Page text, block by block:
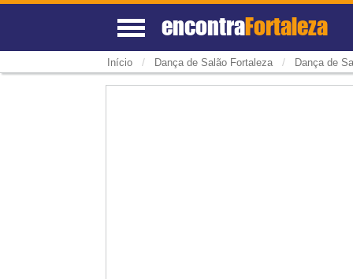
encontraFortaleza
Início / Dança de Salão Fortaleza / Dança de